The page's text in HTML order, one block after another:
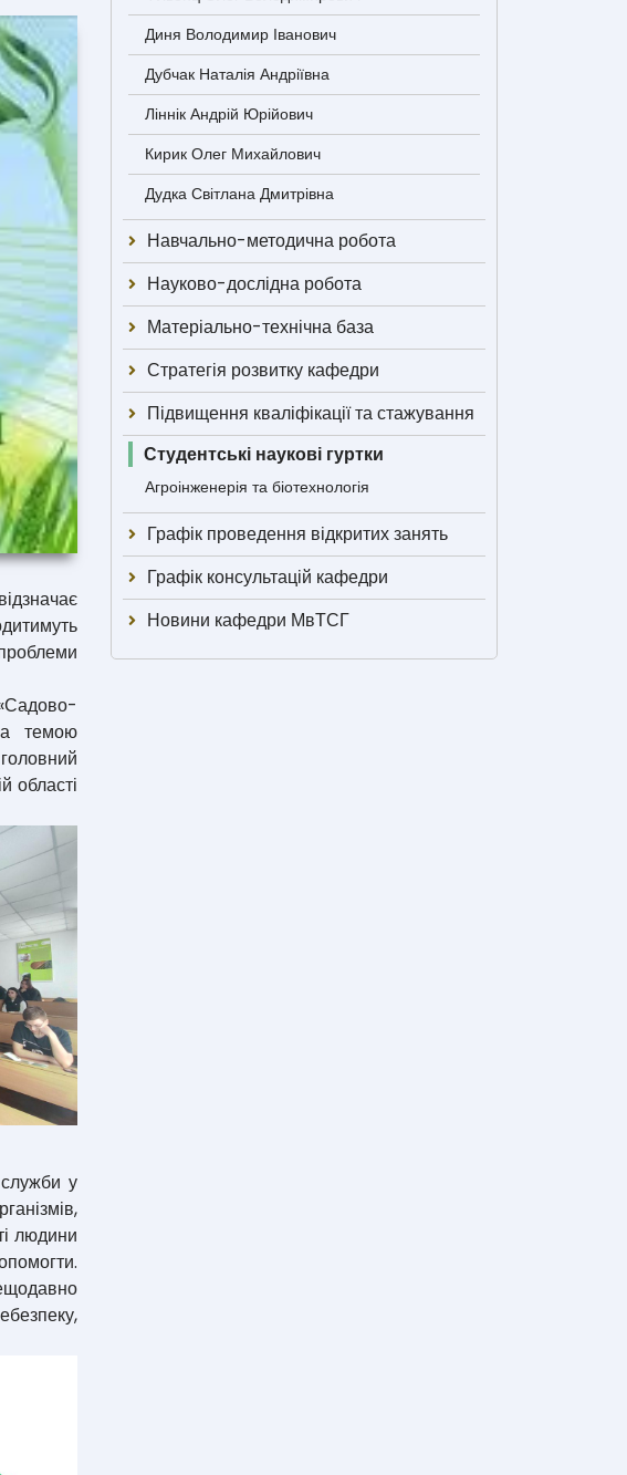
темою
області
у
людини
Диня Володимир Іванович
Дубчак Наталія Андріївна
Ліннік Андрій Юрійович
Кирик Олег Михайлович
Дудка Світлана Дмитрівна
Навчально-методична робота
Науково-дослідна робота
Матеріально-технічна база
Стратегія розвитку кафедри
Підвищення кваліфікації та стажування
Студентські наукові гуртки
Агроінженерія та біотехнологія
Графік проведення відкритих занять
Графік консультацій кафедри
Новини кафедри МвТСГ